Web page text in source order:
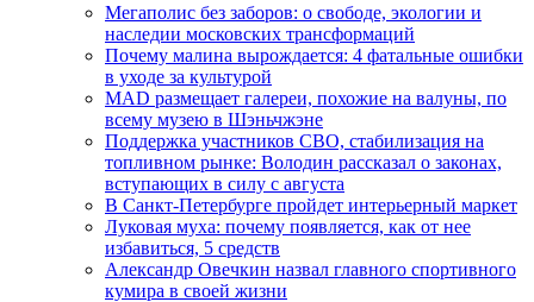
Мегаполис без заборов: о свободе, экологии и
наследии московских трансформаций
Почему малина вырождается: 4 фатальные ошибки
в уходе за культурой
MAD размещает галереи, похожие на валуны, по
всему музею в Шэньчжэне
Поддержка участников СВО, стабилизация на
топливном рынке: Володин рассказал о законах,
вступающих в силу с августа
В Санкт-Петербурге пройдет интерьерный маркет
Луковая муха: почему появляется, как от нее
избавиться, 5 средств
Александр Овечкин назвал главного спортивного
кумира в своей жизни